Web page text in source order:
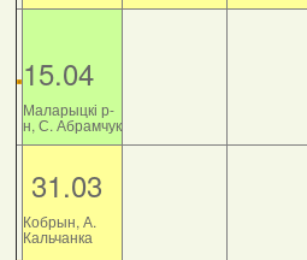
15.04
Маларыцкі р-
н, С. Абрамчук
31.03
Кобрын, А.
Кальчанка